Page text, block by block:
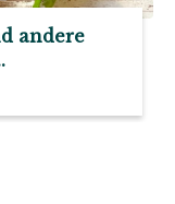
andere